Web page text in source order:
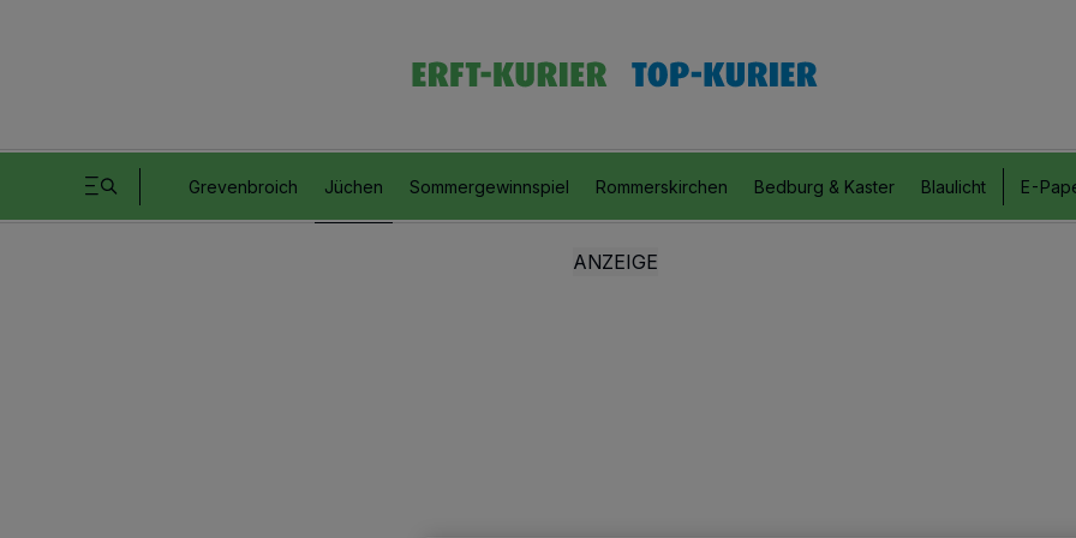
Grevenbroich Jüchen Sommergewinnspiel Rommerskirchen Bedburg & Kaster Blaulicht E-